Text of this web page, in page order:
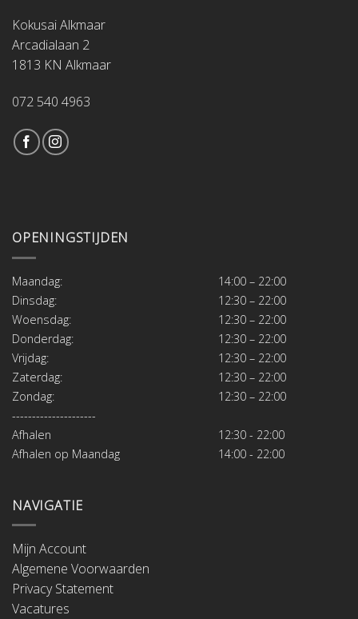
Kokusai Alkmaar
Arcadialaan 2
1813 KN Alkmaar
072 540 4963
OPENINGSTIJDEN
Maandag:
14:00 – 22:00
Dinsdag:
12:30 – 22:00
Woensdag:
12:30 – 22:00
Donderdag:
12:30 – 22:00
Vrijdag:
12:30 – 22:00
Zaterdag:
12:30 – 22:00
Zondag:
12:30 – 22:00
---------------------
Afhalen
12:30 - 22:00
Afhalen op Maandag
14:00 - 22:00
NAVIGATIE
Mijn Account
Algemene Voorwaarden
Privacy Statement
Vacatures